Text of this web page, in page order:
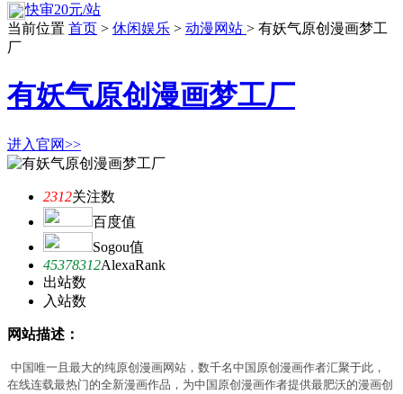
快审20元/站
当前位置 首页 > 休闲娱乐 > 动漫网站 > 有妖气原创漫画梦工
厂
有妖气原创漫画梦工厂
进入官网>>
2312关注数
百度值
Sogou值
45378312AlexaRank
出站数
入站数
网站描述：
中国唯一且最大的纯原创漫画网站，数千名中国原创漫画作者汇聚于此，
在线连载最热门的全新漫画作品，为中国原创漫画作者提供最肥沃的漫画创